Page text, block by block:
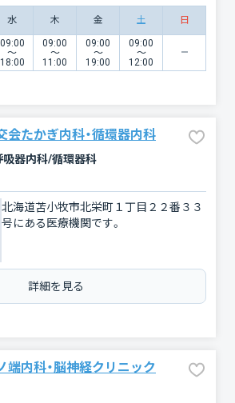
水 木 金 土 日
09:00
〜
18:00
09:00
〜
11:00
09:00
〜
19:00
09:00
〜
12:00
会たかぎ内科・循環器内科
器内科/循環器科
北海道苫小牧市北栄町１丁目２２番３３
号にある医療機関です。
詳細を見る
端内科・脳神経クリニック